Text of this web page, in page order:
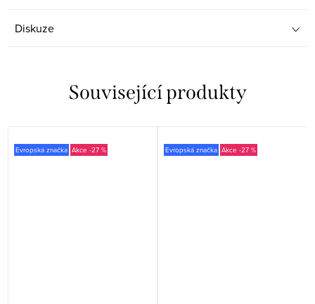
Diskuze
Související produkty
Evropská značka -27 % Evropská značka -27 %